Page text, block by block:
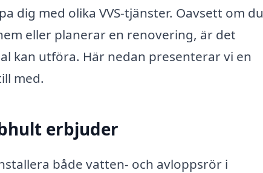
dig med olika VVS-tjänster. Oavsett om du
eller planerar en renovering, är det
kan utföra. Här nedan presenterar vi en
med.
erbjuder
både vatten- och avloppsrör i